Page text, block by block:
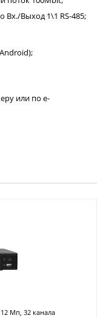
Вх./Выход 1\1 RS-485;
или по e-
12 Мп, 32 канала